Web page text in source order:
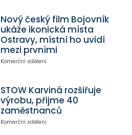
Nový český film Bojovník
ukáže ikonická místa
Ostravy, místní ho uvidí
mezi prvními
Komerční sdělení
STOW Karviná rozšiřuje
výrobu, přijme 40
zaměstnanců
Komerční sdělení